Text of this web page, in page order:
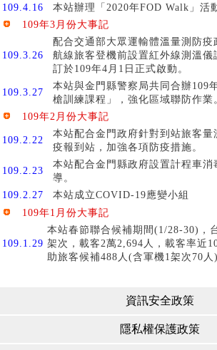
109.4.16
本站辦理「2020年FOD Walk」活
109年3月份大事記
109.3.26
配合交通部大眾運輸體溫量測防疫
航線旅客登機前設置紅外線測溫儀
訂於109年4月1日正式啟動。
109.3.27
本站與金門縣警察局共同合辦109
槍訓練課程」，強化區域聯防作業
109年2月份大事記
109.2.22
本站配合金門政府針對到站旅客量
疫報到站，加強各項防疫措施。
109.2.23
本站配合金門縣政府設置計程車消
導。
109.2.27
本站成立COVID-19應變小組
109年1月份大事記
109.1.29
本站春節聯合候補期間(1/28-30)，
架次，載客2萬2,694人，載客率近
助旅客候補488人(含軍機1架次70人)
資訊安全政策
隱私權保護政策